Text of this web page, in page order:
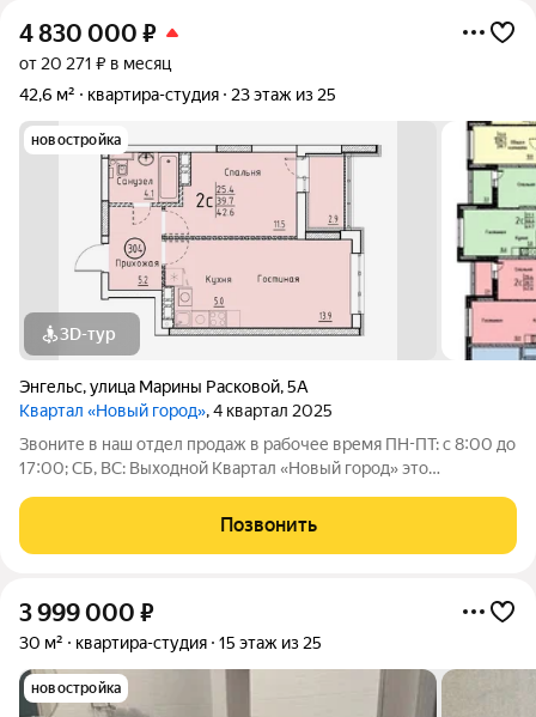
4 830 000 ₽
от 20 271 ₽ в месяц
42,6 м²
квартира-студия 23 этаж из 25
новостройка
3D-тур
Энгельс,улица Марины Расковой,5А
Квартал «Новый город», 4 квартал 2025
Звоните в наш отдел продаж в рабочее время ПН-ПТ: с 8:00 до
17:00; СБ, ВС: Выходной Квартал «Новый город» это
семьи. Проект развивается по концепции «город в городе», где
всё необходимое
Позвонить
3 999 000 ₽
30 м² квартира-студия 15 этаж из 25
новостройка